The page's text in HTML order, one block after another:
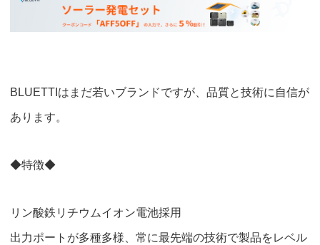
BLUETTIはまだ若いブランドですが、品質と技術に自信が
あります。
◆特徴◆
リン酸鉄リチウムイオン電池採用
出力ポートが多種多様、常に最先端の技術で製品をレベル